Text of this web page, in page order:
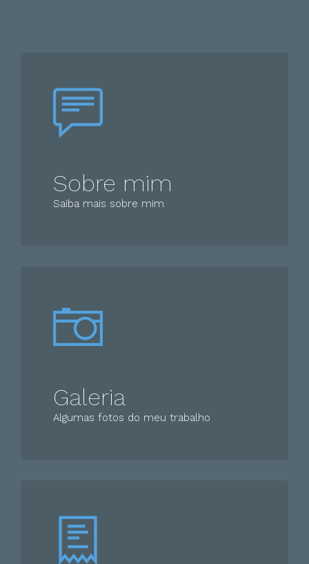
Sobre mim
Saiba mais sobre mim
Galeria
Algumas fotos do meu trabalho